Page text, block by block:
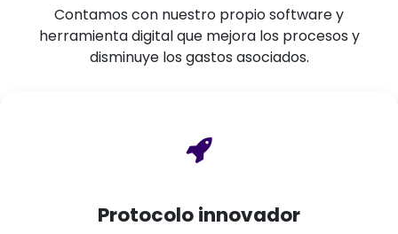
Contamos con nuestro propio software y
herramienta digital que mejora los procesos y
disminuye los gastos asociados.
Protocolo innovador